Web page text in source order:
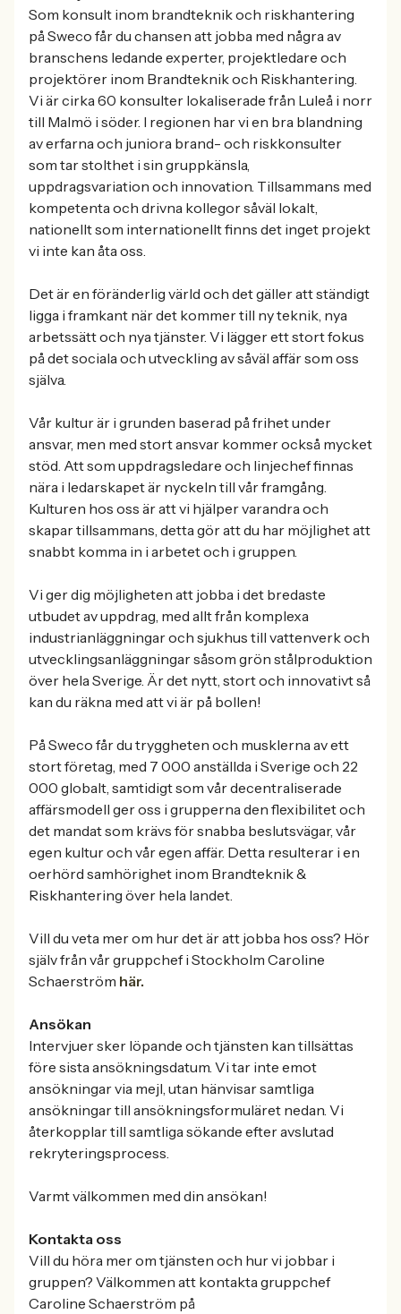
Som konsult inom brandteknik och riskhantering
på Sweco får du chansen att jobba med några av
branschens ledande experter, projektledare och
projektörer inom Brandteknik och Riskhantering.
Vi är cirka 60 konsulter lokaliserade från Luleå i norr
till Malmö i söder. I regionen har vi en bra blandning
av erfarna och juniora brand- och riskkonsulter
som tar stolthet i sin gruppkänsla,
uppdragsvariation och innovation. Tillsammans med
kompetenta och drivna kollegor såväl lokalt,
nationellt som internationellt finns det inget projekt
vi inte kan åta oss.
Det är en föränderlig värld och det gäller att ständigt
ligga i framkant när det kommer till ny teknik, nya
arbetssätt och nya tjänster. Vi lägger ett stort fokus
på det sociala och utveckling av såväl affär som oss
själva.
Vår kultur är i grunden baserad på frihet under
ansvar, men med stort ansvar kommer också mycket
stöd. Att som uppdragsledare och linjechef finnas
nära i ledarskapet är nyckeln till vår framgång.
Kulturen hos oss är att vi hjälper varandra och
skapar tillsammans, detta gör att du har möjlighet att
snabbt komma in i arbetet och i gruppen.
Vi ger dig möjligheten att jobba i det bredaste
utbudet av uppdrag, med allt från komplexa
industrianläggningar och sjukhus till vattenverk och
utvecklingsanläggningar såsom grön stålproduktion
över hela Sverige. Är det nytt, stort och innovativt så
kan du räkna med att vi är på bollen!
På Sweco får du tryggheten och musklerna av ett
stort företag, med 7 000 anställda i Sverige och 22
000 globalt, samtidigt som vår decentraliserade
affärsmodell ger oss i grupperna den flexibilitet och
det mandat som krävs för snabba beslutsvägar, vår
egen kultur och vår egen affär. Detta resulterar i en
oerhörd samhörighet inom Brandteknik &
Riskhantering över hela landet.
Vill du veta mer om hur det är att jobba hos oss? Hör
själv från vår gruppchef i Stockholm Caroline
Schaerström här.
Ansökan
Intervjuer sker löpande och tjänsten kan tillsättas
före sista ansökningsdatum. Vi tar inte emot
ansökningar via mejl, utan hänvisar samtliga
ansökningar till ansökningsformuläret nedan. Vi
återkopplar till samtliga sökande efter avslutad
rekryteringsprocess.
Varmt välkommen med din ansökan!
Kontakta oss
Vill du höra mer om tjänsten och hur vi jobbar i
gruppen? Välkommen att kontakta gruppchef
Caroline Schaerström på